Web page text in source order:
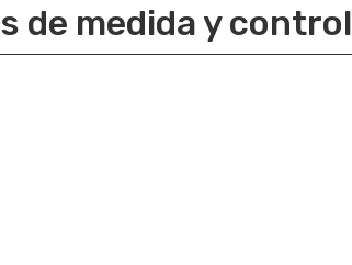
de medida y control